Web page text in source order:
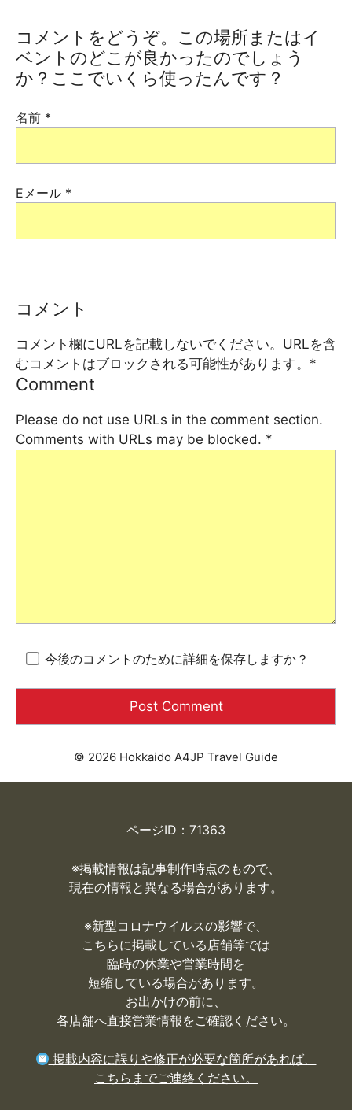
コメントをどうぞ。この場所またはイ
ベントのどこが良かったのでしょう
か？ここでいくら使ったんです？
名前 *
Eメール *
コメント
コメント欄にURLを記載しないでください。URLを含
むコメントはブロックされる可能性があります。 *
Comment
Please do not use URLs in the comment section.
Comments with URLs may be blocked. *
今後のコメントのために詳細を保存しますか？
© 2026 Hokkaido A4JP Travel Guide
ページID：71363
※掲載情報は記事制作時点のもので、
現在の情報と異なる場合があります。
※新型コロナウイルスの影響で、
こちらに掲載している店舗等では
臨時の休業や営業時間を
短縮している場合があります。
お出かけの前に、
各店舗へ直接営業情報をご確認ください。
掲載内容に誤りや修正が必要な箇所があれば、
こちらまでご連絡ください。